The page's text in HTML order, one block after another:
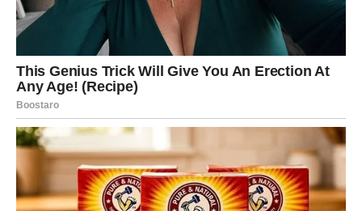
Device su umorne od analiziranja, ali sudbina vam sada
donosi jasnoću. Naredni dani pomažu vam da shvatite šta
je zaista važno, a šta ste sami sebi nametnuli.
U ljubavi, Device prestaju da traže savršenstvo i počinju
da traže istinu. Ako ste u vezi, dolazi olakšanje kroz
razumevanje. Slobodne Device mogu ući u odnos koji im
donosi mir, ali i izazov da se opuste. Sudbina vas uči
poverenju.